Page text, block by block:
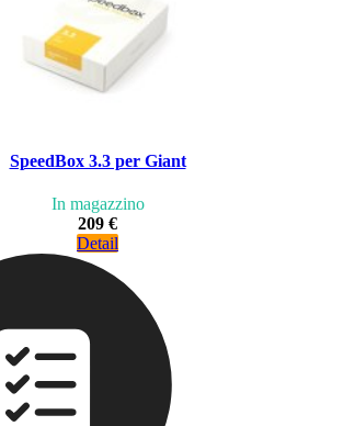
SpeedBox 3.3 per Giant
In magazzino
209 €
Detail